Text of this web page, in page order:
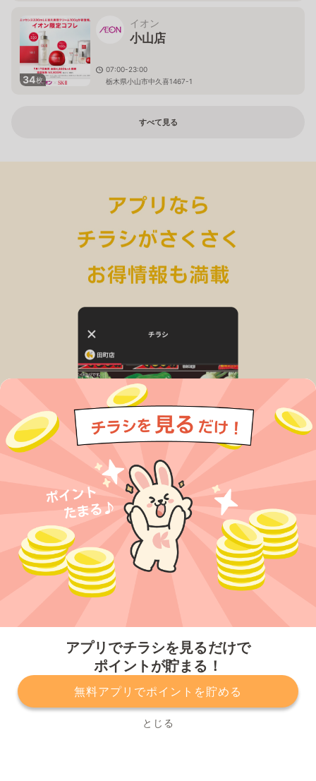
アプリでチラシを見るだけで
ポイントが貯まる！
無料アプリでポイントを貯める
とじる
34枚
イオン
小山店
07:00-23:00
栃木県小山市中久喜1467-1
すべて見る
プライバシーポリシー 利用規約
運営会社
サービスに関してのお問い合わせ